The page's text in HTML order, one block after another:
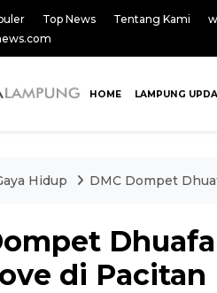
Top News Tentang Kami
HOME LAMPUNG
Hidup DMC Dompet
di Pacitan